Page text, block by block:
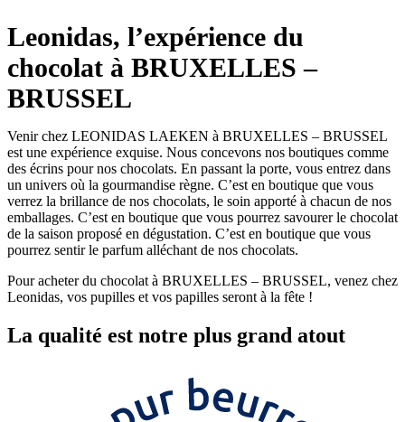
Leonidas, l’expérience du
chocolat à BRUXELLES –
BRUSSEL
Venir chez LEONIDAS LAEKEN à BRUXELLES – BRUSSEL
est une expérience exquise. Nous concevons nos boutiques comme
des écrins pour nos chocolats. En passant la porte, vous entrez dans
un univers où la gourmandise règne. C’est en boutique que vous
verrez la brillance de nos chocolats, le soin apporté à chacun de nos
emballages. C’est en boutique que vous pourrez savourer le chocolat
de la saison proposé en dégustation. C’est en boutique que vous
pourrez sentir le parfum alléchant de nos chocolats.
Pour acheter du chocolat à BRUXELLES – BRUSSEL, venez chez
Leonidas, vos pupilles et vos papilles seront à la fête !
La qualité est notre plus grand atout